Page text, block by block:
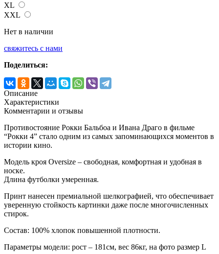
XL
XXL
Нет в наличии
свяжитесь с нами
Поделиться:
Описание
Характеристики
Комментарии и отзывы
Противостояние Рокки Бальбоа и Ивана Драго в фильме
“Рокки 4” стало одним из самых запоминающихся моментов в
истории кино.
Модель кроя Oversize – свободная, комфортная и удобная в
носке.
Длина футболки умеренная.
Принт нанесен премиальной шелкографией, что обеспечивает
уверенную стойкость картинки даже после многочисленных
стирок.
Состав: 100% хлопок повышенной плотности.
Параметры модели: рост – 181см, вес 86кг, на фото размер L